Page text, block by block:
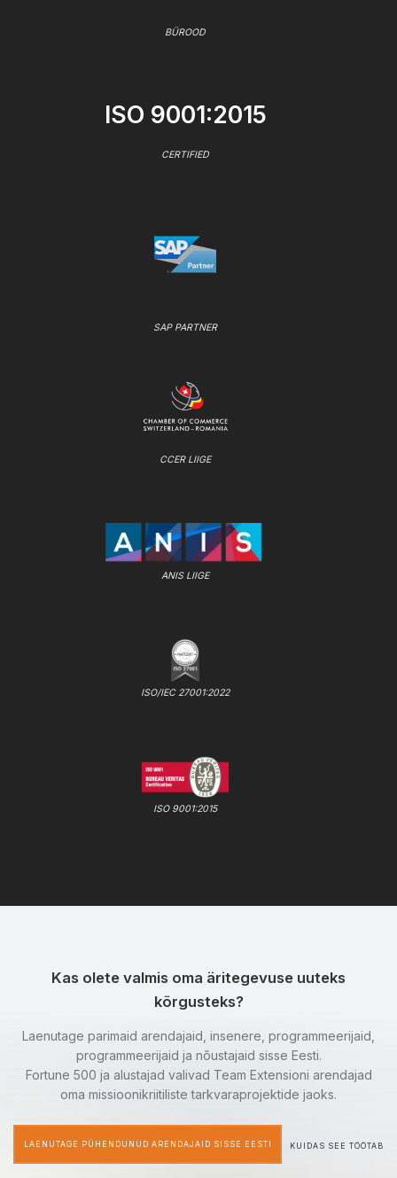
BÜROOD
ISO 9001:2015
CERTIFIED
SAP PARTNER
CCER LIIGE
ANIS LIIGE
ISO/IEC 27001:2022
ISO 9001:2015
Kas olete valmis oma äritegevuse uuteks
kõrgusteks?
Laenutage parimaid arendajaid, insenere, programmeerijaid,
programmeerijaid ja nõustajaid sisse Eesti.
Fortune 500 ja alustajad valivad Team Extensioni arendajad
oma missioonikriitiliste tarkvaraprojektide jaoks.
LAENUTAGE PÜHENDUNUD ARENDAJAID SISSE EESTI KUIDAS SEE TÖÖTAB